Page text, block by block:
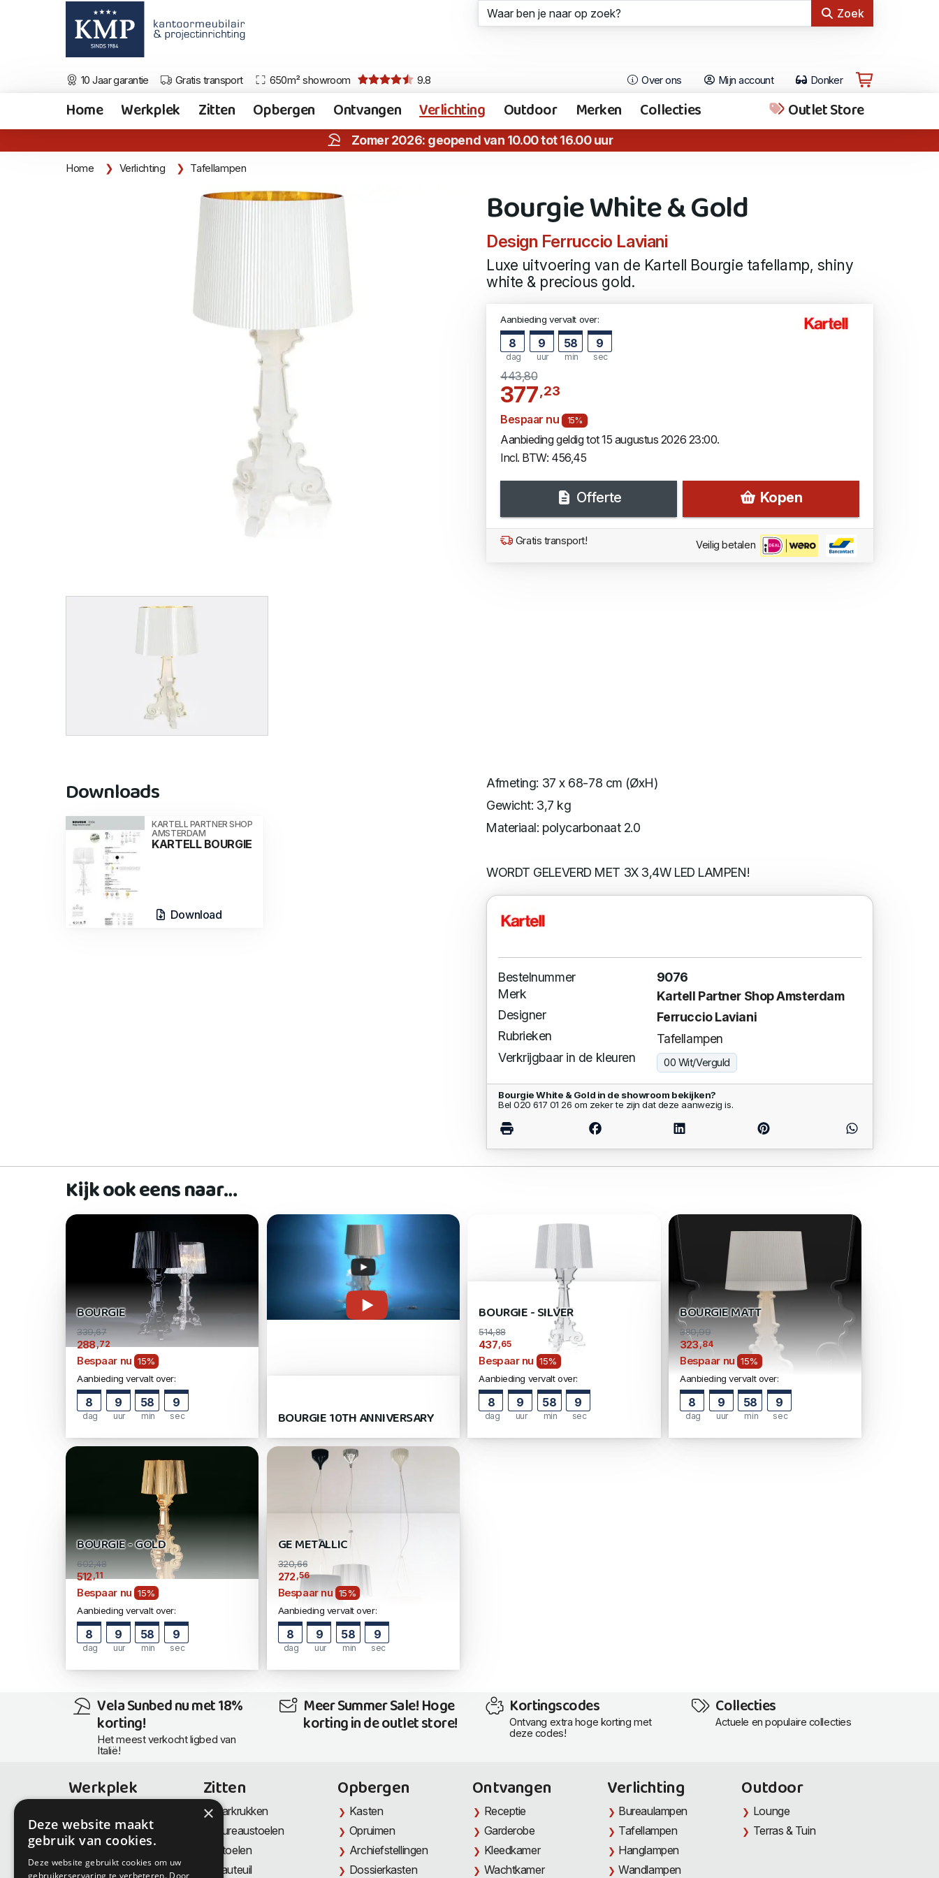
Zoek
10 Jaar garantie Gratis transport 650m² showroom 9.8 Over ons Mijn account Donker
Home Werkplek Zitten Opbergen Ontvangen Verlichting Outdoor Merken Collecties Outlet Store
Zomer 2026: geopend van 10.00 tot 16.00 uur
Home Verlichting Tafellampen
Bourgie White & Gold
Design Ferruccio Laviani
Luxe uitvoering van de Kartell Bourgie tafellamp, shiny
white & precious gold.
Aanbieding vervalt over:
8
dag
9
uur
58
min
9
sec
443,80
377,23
Bespaar nu 15%
Aanbieding geldig tot 15 augustus 2026 23:00.
Incl. BTW: 456,45
Offerte Kopen
Gratis transport! Veilig betalen
Downloads
KARTELL PARTNER SHOP
AMSTERDAM
KARTELL BOURGIE
Download
Afmeting: 37 x 68-78 cm (ØxH)
Gewicht: 3,7 kg
Materiaal: polycarbonaat 2.0
WORDT GELEVERD MET 3X 3,4W LED LAMPEN!
Bestelnummer
9076
Merk
Kartell Partner Shop Amsterdam
Designer
Ferruccio Laviani
Rubrieken
Tafellampen
Verkrijgbaar in de kleuren
00 Wit/Verguld
Bourgie White & Gold in de showroom bekijken?
Bel 020 617 01 26 om zeker te zijn dat deze aanwezig is.
Kijk ook eens naar…
BOURGIE
339,67
288 ,72
Bespaar nu 15%
Aanbieding vervalt over:
8
dag
9
uur
58
min
9
sec BOURGIE 10TH ANNIVERSARY
BOURGIE - SILVER
514,88
437 ,65
Bespaar nu 15%
Aanbieding vervalt over:
8
dag
9
uur
58
min
9
sec
BOURGIE MATT
380,99
323,84
Bespaar nu 15%
Aanbieding vervalt over:
8
dag
9
uur
58
min
9
sec
BOURGIE - GOLD
602,48
512,11
Bespaar nu 15%
Aanbieding vervalt over:
8
dag
9
uur
58
min
9
sec
GE METALLIC
320,66
272 ,56
Bespaar nu 15%
Aanbieding vervalt over:
8
dag
9
uur
58
min
9
sec
Vela Sunbed nu met 18%
korting!
Het meest verkocht ligbed van
Italië!
Meer Summer Sale! Hoge
korting in de outlet store!
Kortingscodes
Ontvang extra hoge korting met
deze codes!
Collecties
Actuele en populaire collecties
Werkplek
Thuiswerkplek
Directiemeubilair
Zitten
Barkrukken
Bureaustoelen
Stoelen
Fauteuil
Opbergen
Kasten
Opruimen
Archiefstellingen
Dossierkasten
Ontvangen
Receptie
Garderobe
Kleedkamer
Wachtkamer
Verlichting
Bureaulampen
Tafellampen
Hanglampen
Wandlampen
Outdoor
Lounge
Terras & Tuin
×
Deze website maakt
gebruik van cookies.
Deze website gebruikt cookies om uw
gebruikerservaring te verbeteren. Door